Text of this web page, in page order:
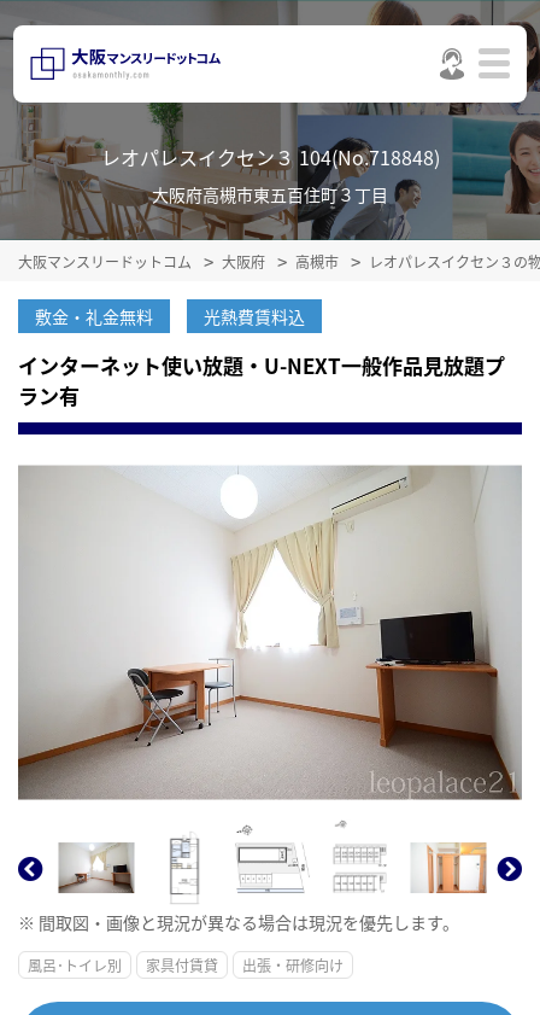
レオパレスイクセン３ 104(No.718848)
大阪府高槻市東五百住町３丁目
大阪マンスリードットコム 大阪府 高槻市 レオパレスイクセン３の
敷金・礼金無料 光熱費賃料込
インターネット使い放題・U-NEXT一般作品見放題プ
ラン有
※ 間取図・画像と現況が異なる場合は現況を優先します。
風呂･トイレ別 家具付賃貸 出張・研修向け